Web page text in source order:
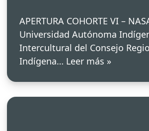
APERTURA COHORTE VI –
Universidad Autónoma
Intercultural del Consejo
Indígena… Leer más »